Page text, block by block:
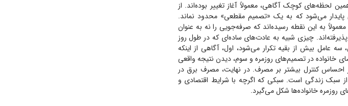
لحظه‌های کوچک آگاهی، معمولاً آغاز تغییر بوده‌اند. از
می‌شود که به یک «تصمیم مقطعی» محدود نماند.
به این نقطه رسیده‌اند که صرفه‌جویی را نه به عنوان
چیزی شبیه به عادت‌های ساده‌ای که در طول روز
سه عامل بیش از بقیه تکرار می‌شود، اول، آگاهی از اینکه
در تصمیم‌های روزمره و سوم، دیدن نتیجه واقعی
احساس کنترل بیشتر بر مصرف. در نهایت، مصرف برق در
سبک زندگی است. سبکی که اگرچه با شرایط اقتصادی و
روزمره خانواده‌ها شکل می‌گیرد.